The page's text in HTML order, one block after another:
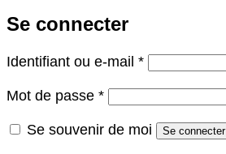
Se connecter
Identifiant ou e-mail *Obligatoire
Mot de passe *Obligatoire
Se souvenir de moi Se connecter